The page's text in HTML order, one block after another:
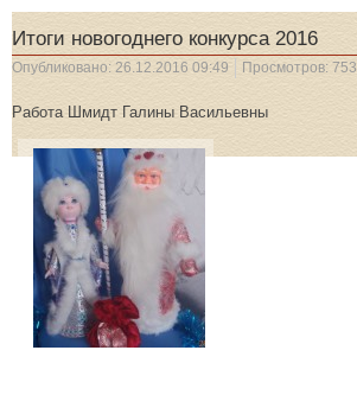
Итоги новогоднего конкурса 2016
Опубликовано: 26.12.2016 09:49 Просмотров: 753
Работа Шмидт Галины Васильевны